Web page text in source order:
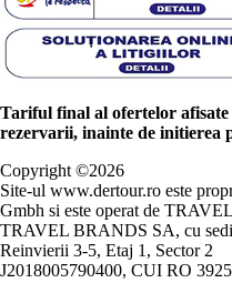
Tariful final al ofertelor afisate
rezervarii, inainte de initierea
Copyright ©2026
Site-ul www.dertour.ro este
Gmbh si este operat de
TRAVEL BRANDS SA, cu
Reinvierii 3-5, Etaj 1, Sector 2
J2018005790400, CUI RO